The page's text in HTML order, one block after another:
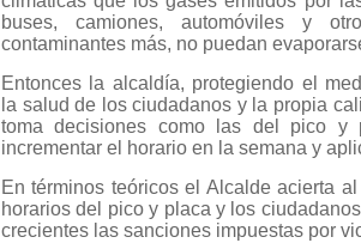
buses, camiones, automóviles y
contaminantes más, no puedan
Entonces la alcaldía, protegiendo el
la salud de los ciudadanos y la propia
toma decisiones como las del pico y
incrementar el horario en la semana y
En términos teóricos el Alcalde acierta
horarios del pico y placa y los
crecientes las sanciones impuestas por